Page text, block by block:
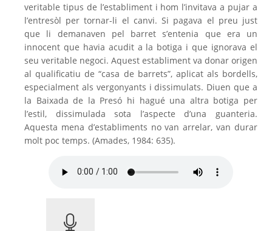
veritable tipus de l’establiment i hom l’invitava a pujar a
l’entresòl per tornar-li el canvi. Si pagava el preu just
que li demanaven pel barret s’entenia que era un
innocent que havia acudit a la botiga i que ignorava el
seu veritable negoci. Aquest establiment va donar origen
al qualificatiu de “casa de barrets”, aplicat als bordells,
especialment als vergonyants i dissimulats. Diuen que a
la Baixada de la Presó hi hagué una altra botiga per
l’estil, dissimulada sota l’aspecte d’una guanteria.
Aquesta mena d’establiments no van arrelar, van durar
molt poc temps. (Amades, 1984: 635).